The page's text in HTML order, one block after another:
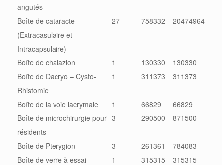
angutés
Boîte de cataracte
(Extracasulaire et
Intracapsulaire)
27 758332 20474964
Boîte de chalazion 1 130330
130330
Boîte de Dacryo – Cysto-
Rhistomie
1 311373 311373
Boîte de la voie lacrymale 1 66829
66829
Boîte de microchirurgie pour
résidents
3 290500 871500
Boîte de Pterygion 3 261361
784083
Boîte de verre à essai
1 315315
315315